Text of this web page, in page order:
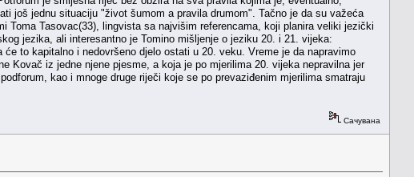
još jednu situaciju "život šumom a pravila drumom". Tačno je da su važeća
Tasovac(33), lingvista sa najvišim referencama, koji planira veliki jezički
jezika, ali interesantno je Tomino mišljenje o jeziku 20. i 21. vijeka:
to kapitalno i nedovršeno djelo ostati u 20. veku. Vreme je da napravimo
iz jedne njene pjesme, a koja je po mjerilima 20. vijeka nepravilna jer
kao i mnoge druge riječi koje se po prevaziđenim mjerilima smatraju
Сачувана